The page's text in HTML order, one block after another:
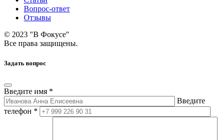
Вопрос-ответ
Отзывы
© 2023 "В Фокусе"
Все права защищены.
Задать вопрос
Введите имя *
Введите
телефон *